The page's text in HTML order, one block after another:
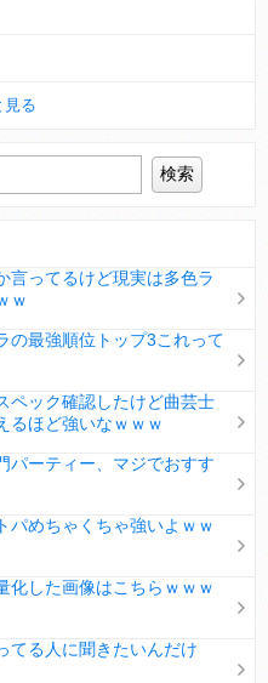
見る
言ってるけど現実は多色ラ
ｗ
の最強順位トップ3これって
ペック確認したけど曲芸士
るほど強いなｗｗｗ
パーティー、マジでおすす
パめちゃくちゃ強いよｗｗ
化した画像はこちらｗｗｗ
てる人に聞きたいんだけ